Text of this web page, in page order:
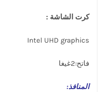
كرت الشاشة :
Intel UHD graphics
فاتح:2غيغا
المنافذ: